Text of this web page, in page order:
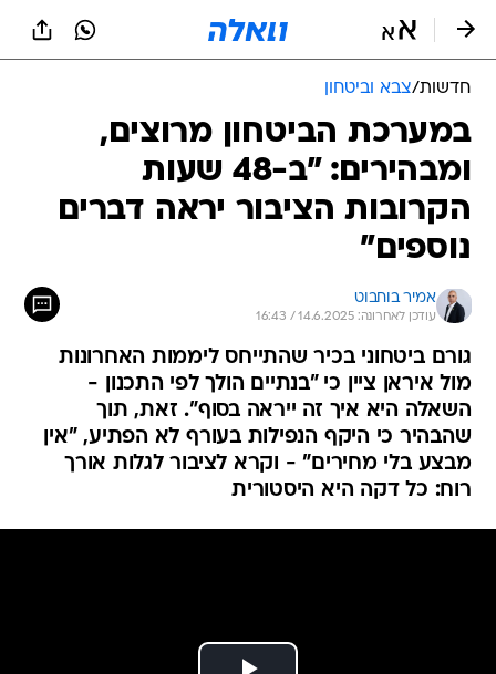
חדשות/צבא וביטחון
במערכת הביטחון מרוצים,
ומבהירים: "ב-48 שעות
הקרובות הציבור יראה דברים
נוספים"
אמיר בוחבוט
עודכן לאחרונה: 14.6.2025 / 16:43
גורם ביטחוני בכיר שהתייחס ליממות האחרונות
מול איראן ציין כי "בנתיים הולך לפי התכנון -
השאלה היא איך זה ייראה בסוף". זאת, תוך
שהבהיר כי היקף הנפילות בעורף לא הפתיע, "אין
מבצע בלי מחירים" - וקרא לציבור לגלות אורך
רוח: כל דקה היא היסטורית